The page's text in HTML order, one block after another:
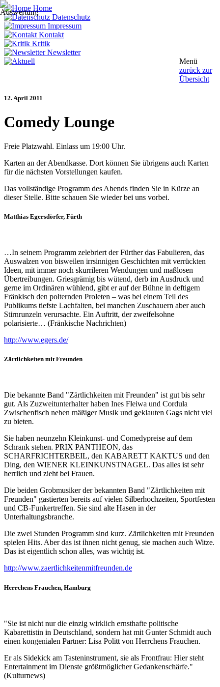
Home
Datenschutz
Impressum
Kontakt
Kritik
Newsletter
Menü
zurück zur
Übersicht
12. April 2011
Comedy Lounge
Freie Platzwahl. Einlass um 19:00 Uhr.
Karten an der Abendkasse. Dort können Sie übrigens auch Karten
für die nächsten Vorstellungen kaufen.
Das vollständige Programm des Abends finden Sie in Kürze an
dieser Stelle. Bitte schauen Sie wieder bei uns vorbei.
Matthias Egersdörfer, Fürth
…In seinem Programm zelebriert der Fürther das Fabulieren, das
Auswalzen von bisweilen irrsinnigen Geschichten mit verrückten
Ideen, mit immer noch skurrileren Wendungen und maßlosen
Übertreibungen. Griesgrämig bis wütend, derb im Ausdruck und
gerne im Ordinären wühlend, gibt er auf der Bühne in deftigem
Fränkisch den polternden Proleten – was bei einem Teil des
Publikums tiefste Lachfalten, bei manchen Zuschauern aber auch
Stirnrunzeln verursachte. Ein Auftritt, der zweifelsohne
polarisierte… (Fränkische Nachrichten)
http://www.egers.de/
Zärtlichkeiten mit Freunden
Die bekannte Band "Zärtlichkeiten mit Freunden" ist gut bis sehr
gut. Als Zuzweitunterhalter haben Ines Fleiwa und Cordula
Zwischenfisch neben mäßiger Musik und geklauten Gags nicht viel
zu bieten.
Sie haben neunzehn Kleinkunst- und Comedypreise auf dem
Schrank stehen. PRIX PANTHEON, das
SCHARFRICHTERBEIL, den KABARETT KAKTUS und den
Ding, den WIENER KLEINKUNSTNAGEL. Das alles ist sehr
herrlich und zieht bei Frauen.
Die beiden Grobmusiker der bekannten Band "Zärtlichkeiten mit
Freunden" gastierten bereits auf vielen Silberhochzeiten, Sportfesten
und CB-Funkertreffen. Sie sind alte Hasen in der
Unterhaltungsbranche.
Die zwei Stunden Programm sind kurz. Zärtlichkeiten mit Freunden
spielen Hits. Aber das ist ihnen nicht genug, sie machen auch Witze.
Das ist eigentlich schon alles, was wichtig ist.
http://www.zaertlichkeitenmitfreunden.de
Herrchens Frauchen, Hamburg
"Sie ist nicht nur die einzig wirklich ernsthafte politische
Kabarettistin in Deutschland, sondern hat mit Gunter Schmidt auch
einen kongenialen Partner: Lisa Politt von Herrchens Frauchen.
Er als Sidekick am Tasteninstrument, sie als Frontfrau: Hier steht
Entertainment im Dienste größtmöglicher Gedankenschärfe."
(Kulturnews)